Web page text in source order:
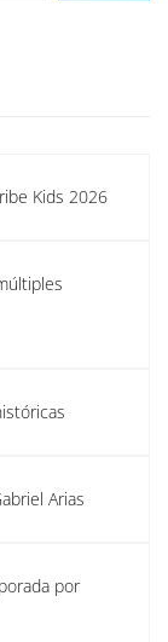
Kids 2026
Arias
por